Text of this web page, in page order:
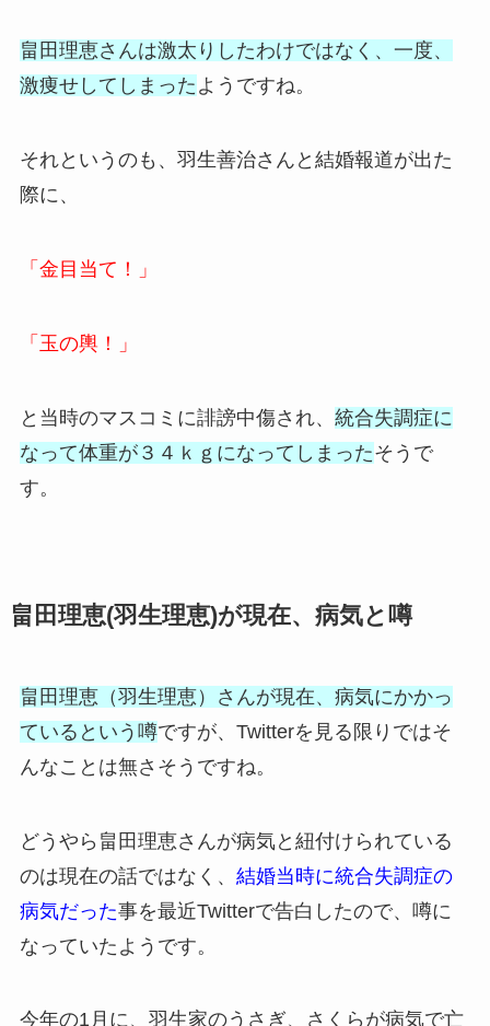
畠田理恵さんは激太りしたわけではなく、一度、
激痩せしてしまった ようですね。
それというのも、羽生善治さんと結婚報道が出た
際に、
「金目当て！」
「玉の輿！」
と当時のマスコミに誹謗中傷され、 統合失調症に
なって体重が３４ｋｇになってしまったそうで
す。
畠田理恵(羽生理恵)が現在、病気と噂
畠田理恵（羽生理恵）さんが現在、病気にかかっ
ているという噂ですが、Twitterを見る限りではそ
んなことは無さそうですね。
どうやら畠田理恵さんが病気と紐付けられている
のは現在の話ではなく、 結婚当時に統合失調症の
病気だった事を最近Twitterで告白したので、噂に
なっていたようです。
今年の1月に、羽生家のうさぎ、さくらが病気で亡